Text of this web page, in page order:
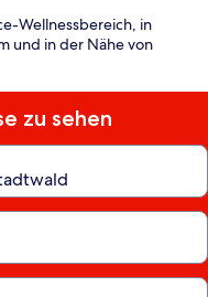
Wellnessbereich, in
und in der Nähe von
zu sehen